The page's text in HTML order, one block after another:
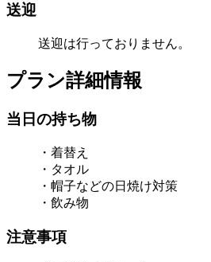
送迎
送迎は行っておりません。
プラン詳細情報
当日の持ち物
・着替え
・タオル
・帽子などの日焼け対策
・飲み物
注意事項